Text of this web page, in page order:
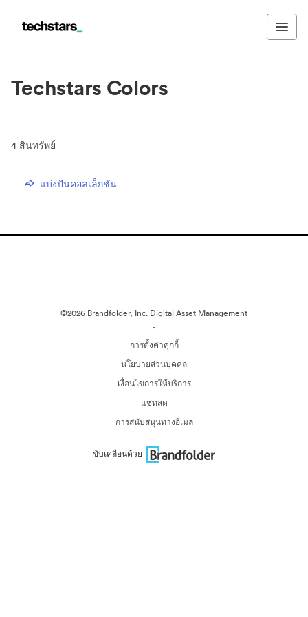
Techstars Colors
4 สินทรัพย์
แบ่งปันคอลเล็กชัน
©2026 Brandfolder, Inc. Digital Asset Management
·
การตั้งค่าคุกกี้
นโยบายส่วนบุคคล
เงื่อนไขการให้บริการ
แชทสด
การสนับสนุนทางอีเมล
ขับเคลื่อนด้วย